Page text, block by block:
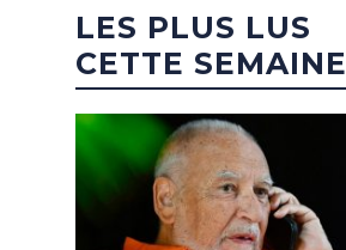
LES PLUS LUS
CETTE SEMAINE